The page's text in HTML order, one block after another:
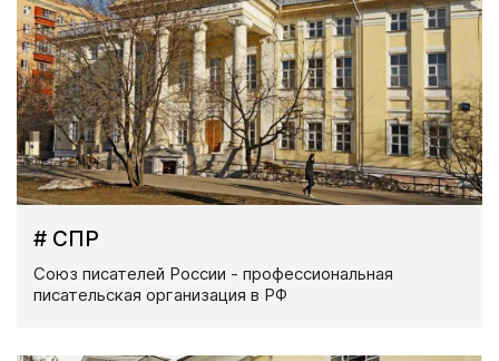
# СПР
Союз писателей России - профессиональная
писательская организация в РФ